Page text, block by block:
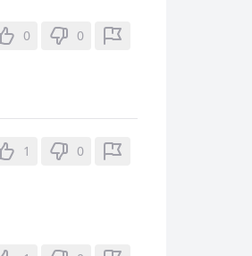
0 0
1 0